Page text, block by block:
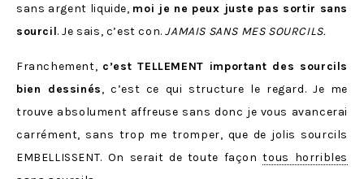
sans argent liquide, moi je ne peux juste pas sortir sans
sourcil. Je sais, c’est con.JAMAIS SANS MES SOURCILS.
Franchement, c’est TELLEMENT important des sourcils
bien dessinés, c’est ce qui structure le regard. Je me
trouve absolument affreuse sans donc je vous avancerai
carrément, sans trop me tromper, que de jolis sourcils
EMBELLISSENT. On serait de toute façontous horribles